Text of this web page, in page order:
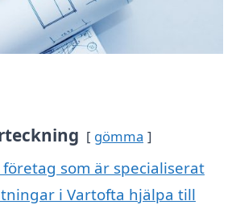
gömma
som är specialiserat
i Vartofta hjälpa till